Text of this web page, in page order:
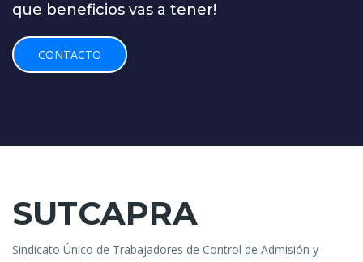
que beneficios vas a tener!
CONTACTO
SUTCAPRA
Sindicato Único de Trabajadores de Control de Admisión y